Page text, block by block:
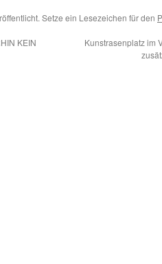
Setze ein Lesezeichen für den
KEIN
Kunstrasenplatz im